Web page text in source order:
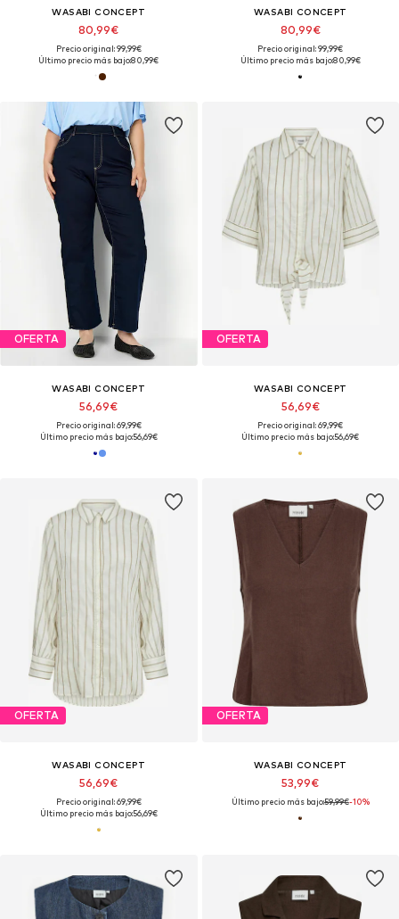
WASABI CONCEPT
80,99€
Precio original: 99,99€
Último precio más bajo:80,99€
WASABI CONCEPT
80,99€
Precio original: 99,99€
Último precio más bajo:80,99€
OFERTA
WASABI CONCEPT
56,69€
Precio original: 69,99€
Último precio más bajo:56,69€
OFERTA
WASABI CONCEPT
56,69€
Precio original: 69,99€
Último precio más bajo:56,69€
OFERTA
WASABI CONCEPT
56,69€
Precio original: 69,99€
Último precio más bajo:56,69€
OFERTA
WASABI CONCEPT
53,99€
Último precio más bajo:59,99€-10%